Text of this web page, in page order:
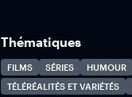
Thématiques
FILMS SÉRIES
HUMOUR
TÉLÉRÉALITÉS ET VARIÉTÉS